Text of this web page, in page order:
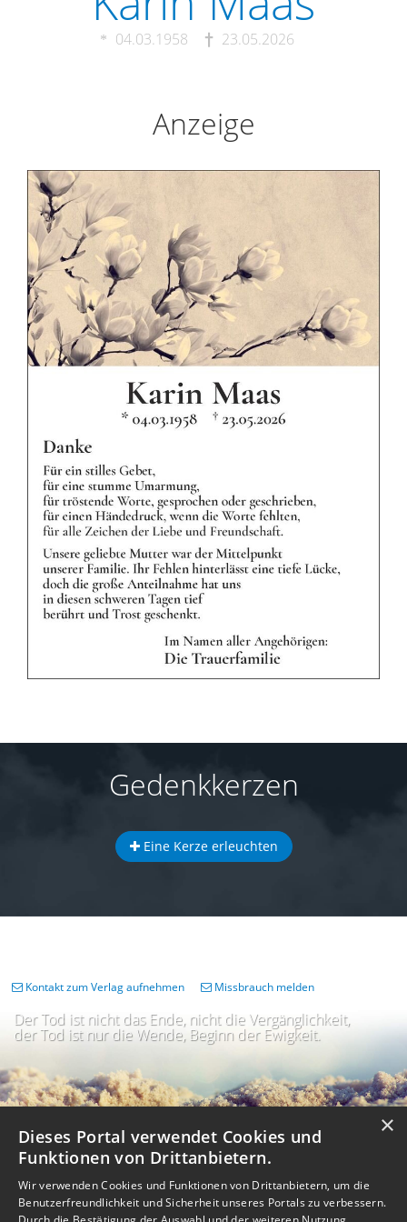
04.03.1958 23.05.2026
Anzeige
Gedenkkerzen
Eine Kerze erleuchten
Der Tod ist nicht das Ende, nicht die Vergänglichkeit,
der Tod ist nur die Wende, Beginn der Ewigkeit.
Kontakt zum Verlag aufnehmen Missbrauch melden
×
Dieses Portal verwendet Cookies und
Funktionen von Drittanbietern.
Wir verwenden Cookies und Funktionen von Drittanbietern, um die
Benutzerfreundlichkeit und Sicherheit unseres Portals zu verbessern.